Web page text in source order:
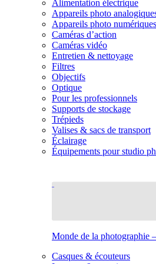
Alimentation électrique
Appareils photo
Appareils photo numériques
Caméras d’action
Caméras vidéo
Entretien & nettoyage
Filtres
Objectifs
Optique
Pour les professionnels
Supports de stockage
Trépieds
Valises & sacs de transport
Éclairage
Équipements pour studio
Monde de la photographie
Casques & écouteurs